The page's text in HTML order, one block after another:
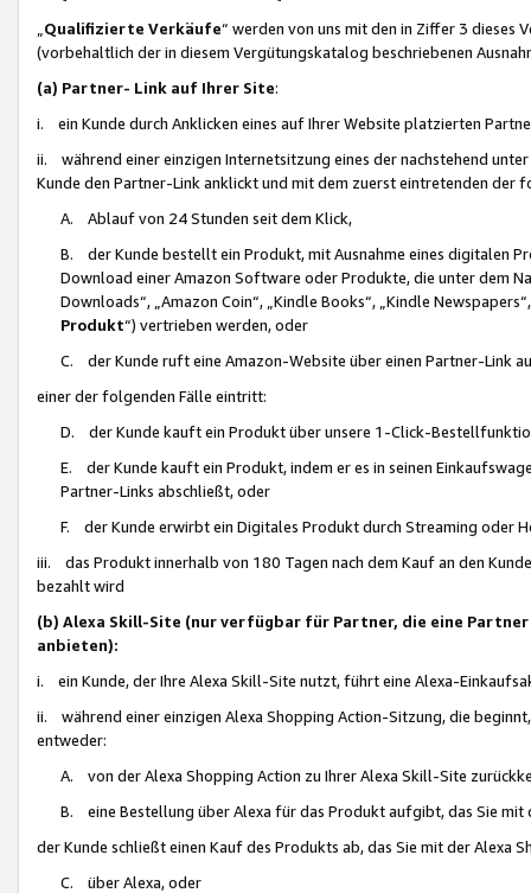
Qualifizierte Verkäufe“ werden von uns mit den in Ziffer 3
(vorbehaltlich der in diesem Vergütungskatalog beschriebenen
(a) Partner- Link auf Ihrer Site:
i. ein Kunde durch Anklicken eines auf Ihrer Website platzierten
ii. während einer einzigen Internetsitzung eines der nachstehend
Kunde den Partner-Link anklickt und mit dem zuerst eintretenden der
A. Ablauf von 24 Stunden seit dem Klick,
B. der Kunde bestellt ein Produkt, mit Ausnahme eines digitalen
Download einer Amazon Software oder Produkte, die unter dem
Downloads“, „Amazon Coin“, „Kindle Books“, „Kindle
Produkt“) vertrieben werden, oder
C. der Kunde ruft eine Amazon-Website über einen Partner-Link
einer der folgenden Fälle eintritt:
D. der Kunde kauft ein Produkt über unsere 1-Click-
E. der Kunde kauft ein Produkt, indem er es in seinen
Partner-Links abschließt, oder
F. der Kunde erwirbt ein Digitales Produkt durch Streaming oder
iii. das Produkt innerhalb von 180 Tagen nach dem Kauf an den
bezahlt wird
(b) Alexa Skill-Site (nur verfügbar für Partner, die eine
anbieten):
i. ein Kunde, der Ihre Alexa Skill-Site nutzt, führt eine Alexa-
ii. während einer einzigen Alexa Shopping Action-Sitzung, die
entweder:
A. von der Alexa Shopping Action zu Ihrer Alexa Skill-Site
B. eine Bestellung über Alexa für das Produkt aufgibt, das Sie mit
der Kunde schließt einen Kauf des Produkts ab, das Sie mit der Alexa
C. über Alexa, oder